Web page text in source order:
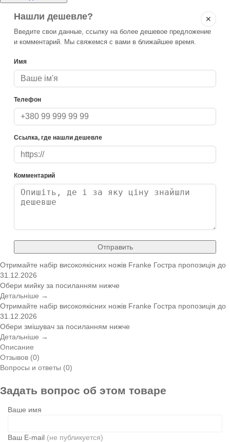
✕
Нашли дешевле?
Введите свои данные, ссылку на более дешевое предложение
и комментарий. Мы свяжемся с вами в ближайшее время.
Имя
Телефон
Ссылка, где нашли дешевле
Комментарий
Отправить
Отримайте набір високоякісних ножів Franke Гостра пропозиція до
31.12.2026
Обери мийку за посиланням нижче
Детальніше →
Отримайте набір високоякісних ножів Franke Гостра пропозиція до
31.12.2026
Обери змішувач за посиланням нижче
Детальніше →
Описание
Отзывов (0)
Вопросы и ответы (0)
Задать вопрос об этом товаре
Ваше имя
Ваш E-mail (не публикуется)